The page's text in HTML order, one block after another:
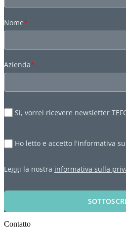
Nome*
Azienda*
Sì, vorrei ricevere newsletter
Ho letto e accetto l'informativa
Leggi la nostra informativa sulla
Contatto